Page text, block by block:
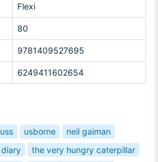
Flexi
80
9781409527695
6249411602654
usborne
neil gaiman
the very hungry caterpillar